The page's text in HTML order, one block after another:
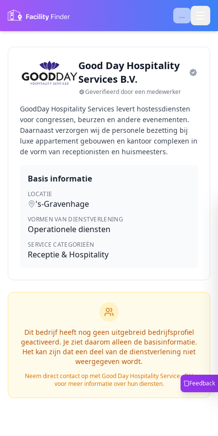
...
Good Day Hospitality
Services B.V.
Geverifieerd door een medewerker
GoodDay Hospitality Services levert hostessdiensten
voor congressen, beurzen en andere evenementen.
Daarnaast verzorgen wij de personele bezetting bij
luxe appartement gebouwen en kantoor complexen in
de vorm van receptionisten en huismeesters.
Basis informatie
LOCATIE
's-Gravenhage
VORMEN VAN DIENSTVERLENING
Operationele diensten
SERVICE CATEGORIEËN
Receptie & Hospitality
Dit bedrijf heeft nog geen uitgebreid bedrijfsprofiel
geactiveerd. Je ziet daarom alleen de basisinformatie.
Het kan zijn dat een deel van de dienstverlening niet
weergegeven wordt.
Neem direct contact op metGood Day Hospitality Services B.V.
voor meer informatie over hun diensten.
Feedback